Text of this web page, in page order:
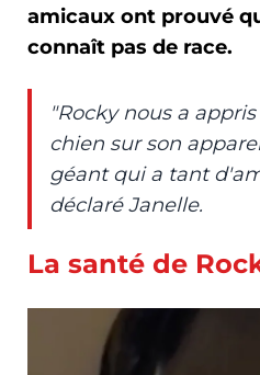
amicaux ont prouvé
connaît pas de race.
"Rocky nous a
chien sur son
géant qui a tant
déclaré Janelle.
La santé de